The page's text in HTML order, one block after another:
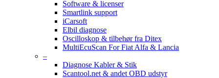
Software & licenser
Smartlink support
iCarsoft
Elbil diagnose
Oscilloskop & tilbehør fra Ditex
MultiEcuScan For Fiat Alfa & Lancia
–
Diagnose Kabler & Stik
Scantool.net & andet OBD udstyr